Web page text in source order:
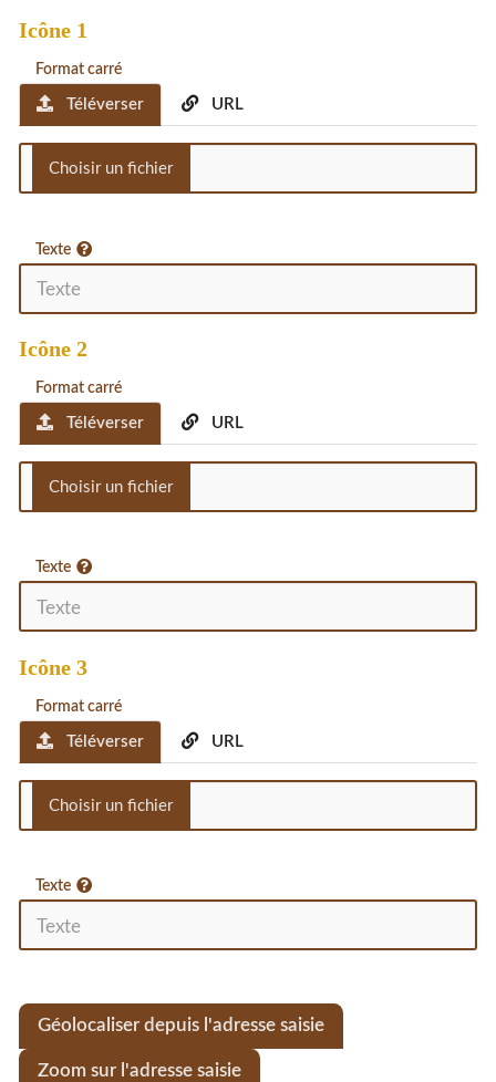
Icône 1
Format carré
Téléverser URL
Texte
Icône 2
Format carré
Téléverser URL
Texte
Icône 3
Format carré
Téléverser URL
Texte
Géolocaliser depuis l'adresse saisie
Zoom sur l'adresse saisie